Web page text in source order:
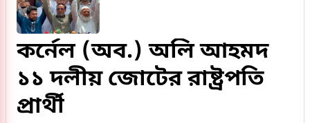
কর্নেল (অব.) অলি আহমদ
১১ দলীয় জোটের রাষ্ট্রপতি
প্রার্থী